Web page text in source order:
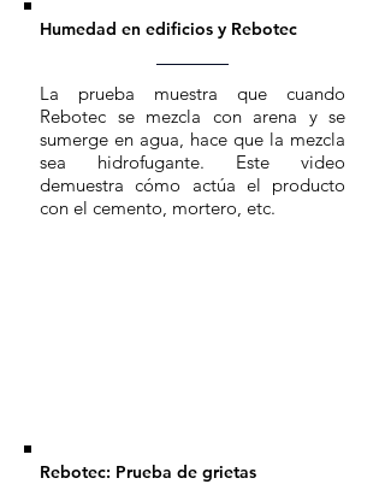
Humedad en edificios y Rebotec
La prueba muestra que cuando
Rebotec se mezcla con arena y se
sumerge en agua, hace que la mezcla
sea hidrofugante. Este video
demuestra cómo actúa el producto
con el cemento, mortero, etc.
Rebotec: Prueba de grietas